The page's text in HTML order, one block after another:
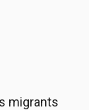
migrants